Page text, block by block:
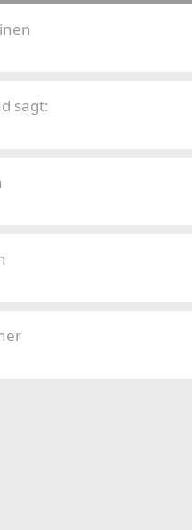
sagt: